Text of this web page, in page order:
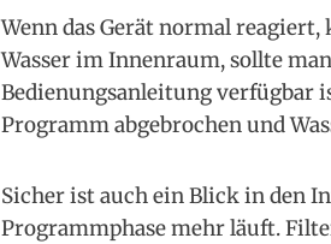
Wenn das Gerät normal
Wasser im Innenraum, sollte
Bedienungsanleitung verfügbar
Programm abgebrochen und
Sicher ist auch ein Blick in den
Programmphase mehr läuft.